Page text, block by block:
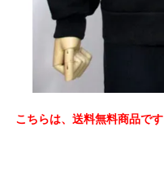
こちらは、送料無料商品です